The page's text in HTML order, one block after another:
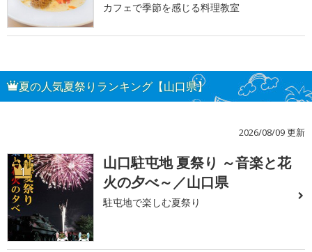
カフェで季節を感じる料理教室
夏の人気夏祭りランキング【山口県】
2026/08/09 更新
1
山口駐屯地 夏祭り ～音楽と花
火の夕べ～／山口県
駐屯地で楽しむ夏祭り